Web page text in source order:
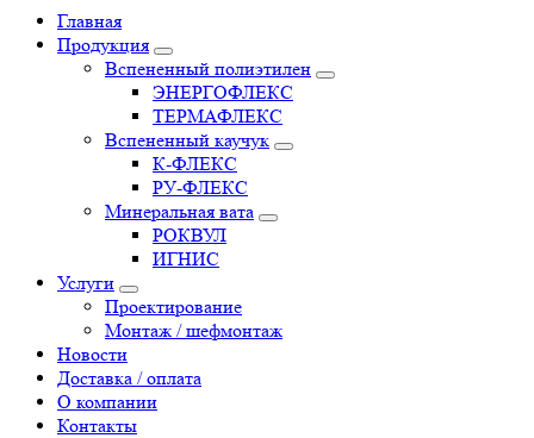
Главная
Продукция
Вспененный полиэтилен
ЭНЕРГОФЛЕКС
ТЕРМАФЛЕКС
Вспененный каучук
К-ФЛЕКС
РУ-ФЛЕКС
Минеральная вата
РОКВУЛ
ИГНИС
Услуги
Проектирование
Монтаж / шефмонтаж
Новости
Доставка / оплата
О компании
Контакты